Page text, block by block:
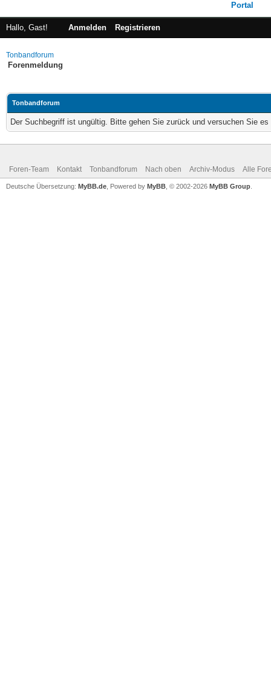
Portal
Hallo, Gast! Anmelden Registrieren
Tonbandforum
Forenmeldung
Tonbandforum
Der Suchbegriff ist ungültig. Bitte gehen Sie zurück und versuchen Sie es
Foren-Team Kontakt Tonbandforum Nach oben Archiv-Modus Alle
Deutsche Übersetzung: MyBB.de , Powered by MyBB , © 2002-2026 MyBB Group